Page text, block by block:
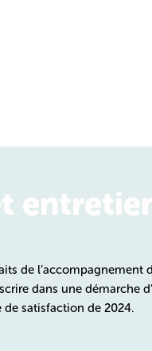
de l’accompagnement
dans une démarche
satisfaction de 2024.